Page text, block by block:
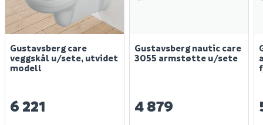
Gustavsberg care
veggskål u/sete, utvidet
modell
6 221
Gustavsberg nautic care
3055 armstøtte u/sete
4 879